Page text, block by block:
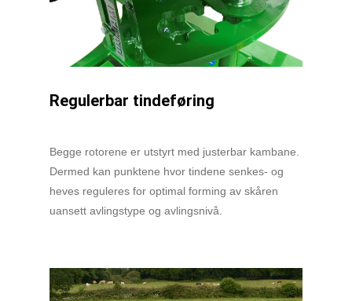
Regulerbar tindeføring
Begge rotorene er utstyrt med justerbar kambane.
Dermed kan punktene hvor tindene senkes- og
heves reguleres for optimal forming av skåren
uansett avlingstype og avlingsnivå.